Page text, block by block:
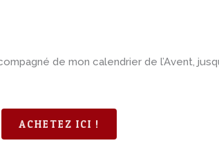
de mon calendrier de l’Avent,
ACHETEZ ICI !